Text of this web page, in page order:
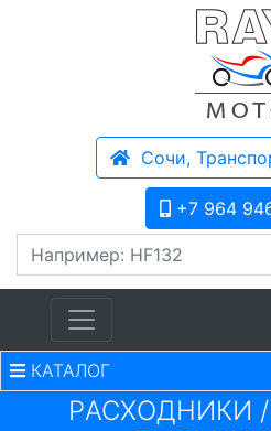
Сочи,
+7 964
КАТАЛОГ
PАСХОДНИКИ /